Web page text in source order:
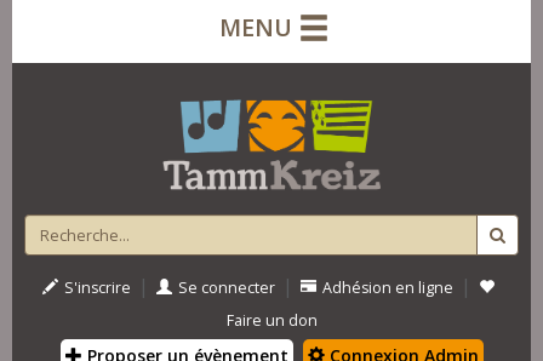
MENU
S'inscrire | Se connecter | Adhésion en ligne |
Faire un don
Proposer un évènement Connexion Admin